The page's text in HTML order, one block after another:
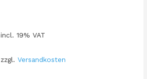
incl. 19% VAT
zzgl. Versandkosten